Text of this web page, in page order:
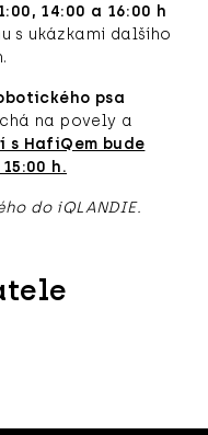
14:00 a 16:00 h
s ukázkami dalšího
psa
na povely a
s HafiQem bude
h.
do iQLANDIE.